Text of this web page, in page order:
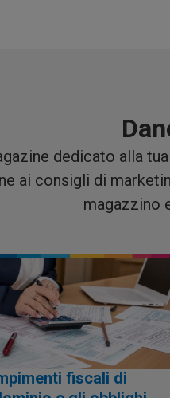
dedicato alla
ai consigli di
magazzino
fiscali di